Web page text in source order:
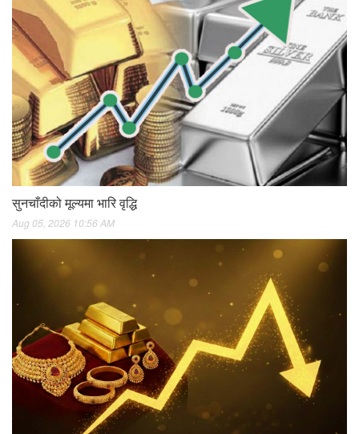
सुनचाँदीको मूल्यमा भारि वृद्धि
Aug 05, 2026 10:56 AM